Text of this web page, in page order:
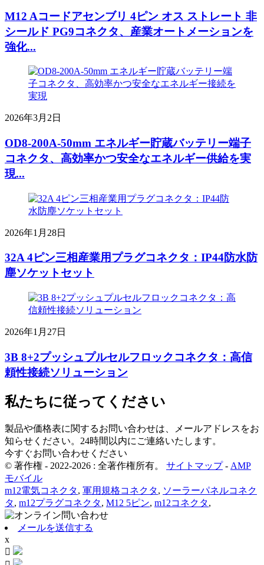
M12 Aコードアセンブリ 4ピン オス ストレート 非
シールド PG9コネクタ、産業オートメーションを
強化...
2026年3月2日
OD8-200A-50mm エネルギー貯蔵バッテリー端子
コネクタ、高効率かつ安全なエネルギー供給を実
現...
2026年1月28日
32A 4ピン三相産業用プラグコネクタ：IP44防水防
塵ソケットセット
2026年1月27日
3B 8+2プッシュプルセルフロックコネクタ：高信
頼性接続ソリューション
私たちに従ってください
製品や価格表に関するお問い合わせは、メールアドレスをお
知らせください。24時間以内にご連絡いたします。
今すぐお問い合わせください
© 著作権 - 2022-2026 : 全著作権所有。
サイトマップ- AMP
モバイル
m12電気コネクタ, 軍用規格コネクタ, ソーラーパネルコネク
タ, m12プラグコネクタ, M12 5ピン, m12コネクタ,
メールを送信する
x
